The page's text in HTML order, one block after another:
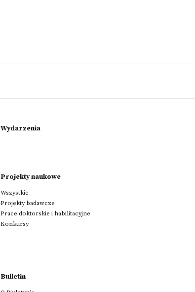
Wydarzenia
Projekty naukowe
Wszystkie
Projekty badawcze
Prace doktorskie i habilitacyjne
Konkursy
Bulletin